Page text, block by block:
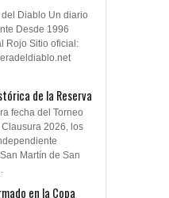
Diablo Un diario
Desde 1996
Rojo Sitio oficial:
de la Reserva
fecha del Torneo
Clausura 2026, los
Martín de San
en la Copa